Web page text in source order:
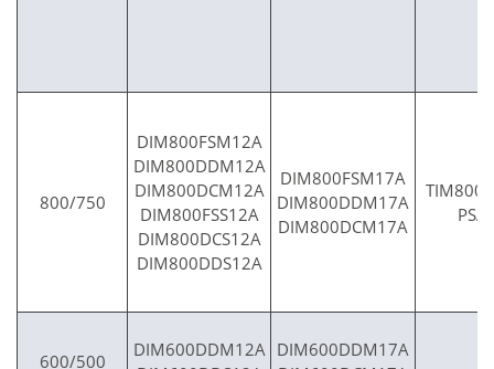
800/750
DIM800FSM12A
DIM800DDM12A
DIM800DCM12A
DIM800FSS12A
DIM800DCS12A
DIM800DDS12A
DIM800FSM17A
DIM800DDM17A
DIM800DCM17A
600/500
DIM600DDM12A DIM600DDM17A